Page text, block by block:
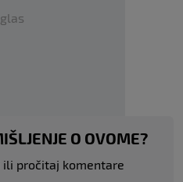
O OVOME?
ili pročitaj komentare